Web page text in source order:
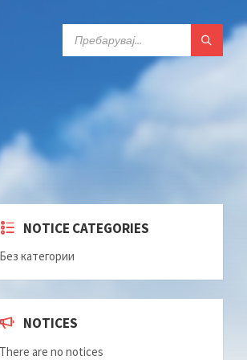
NOTICE CATEGORIES
Без категории
NOTICES
There are no notices